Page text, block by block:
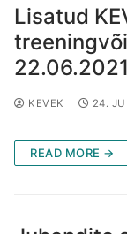
Lisatud
22.06.2021
KEVEK 24.
READ MORE →